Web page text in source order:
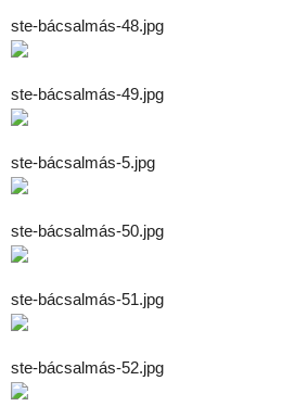
ste-bácsalmás-48.jpg
ste-bácsalmás-49.jpg
ste-bácsalmás-5.jpg
ste-bácsalmás-50.jpg
ste-bácsalmás-51.jpg
ste-bácsalmás-52.jpg